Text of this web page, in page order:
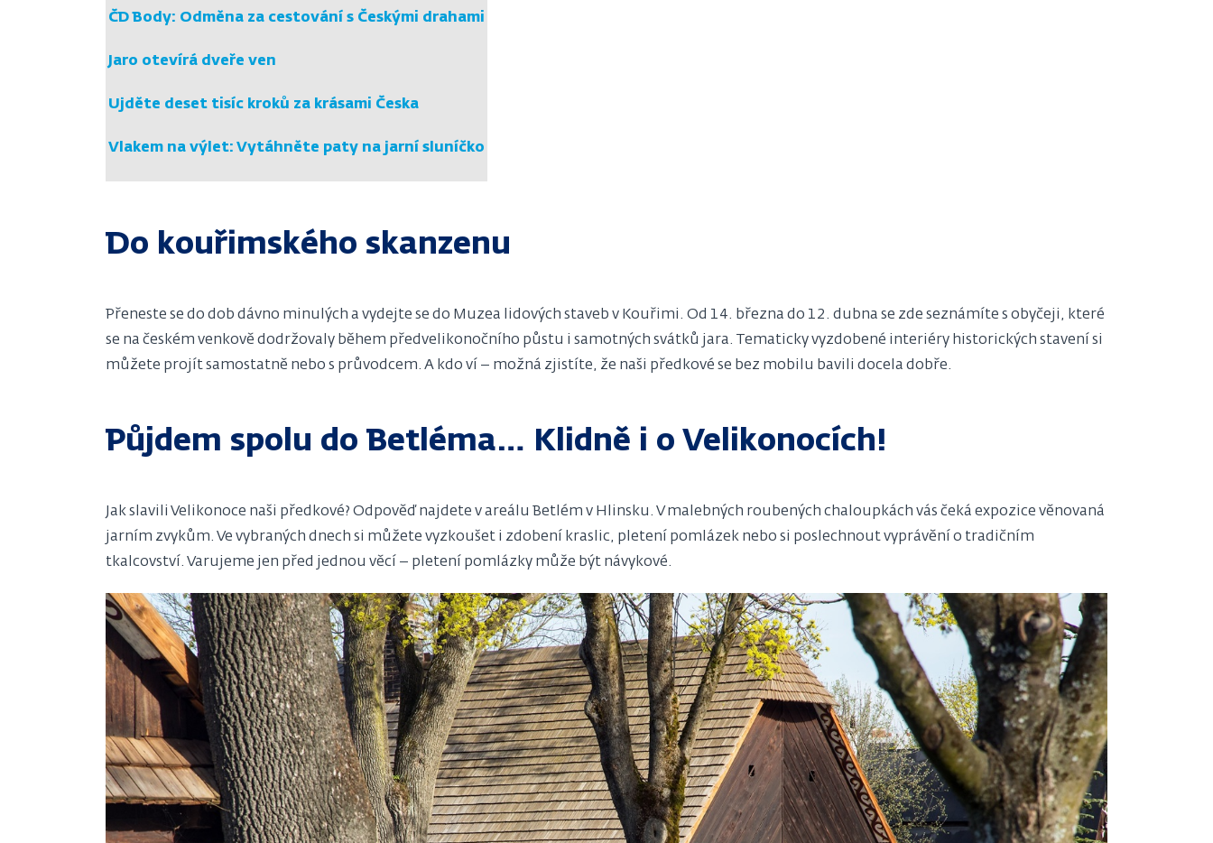
ČD Body: Odměna za cestování s Českými drahami
Jaro otevírá dveře ven
Ujděte deset tisíc kroků za krásami Česka
Vlakem na výlet: Vytáhněte paty na jarní sluníčko
Do kouřimského skanzenu
Přeneste se do dob dávno minulých a vydejte se do Muzea lidových staveb v Kouřimi. Od 14. března do 12. dubna se zde seznámíte s obyčeji, které
se na českém venkově dodržovaly během předvelikonočního půstu i samotných svátků jara. Tematicky vyzdobené interiéry historických stavení si
můžete projít samostatně nebo s průvodcem. A kdo ví – možná zjistíte, že naši předkové se bez mobilu bavili docela dobře.
Půjdem spolu do Betléma… Klidně i o Velikonocích!
Jak slavili Velikonoce naši předkové? Odpověď najdete v areálu Betlém v Hlinsku. V malebných roubených chaloupkách vás čeká expozice věnovaná
jarním zvykům. Ve vybraných dnech si můžete vyzkoušet i zdobení kraslic, pletení pomlázek nebo si poslechnout vyprávění o tradičním
tkalcovství. Varujeme jen před jednou věcí – pletení pomlázky může být návykové.